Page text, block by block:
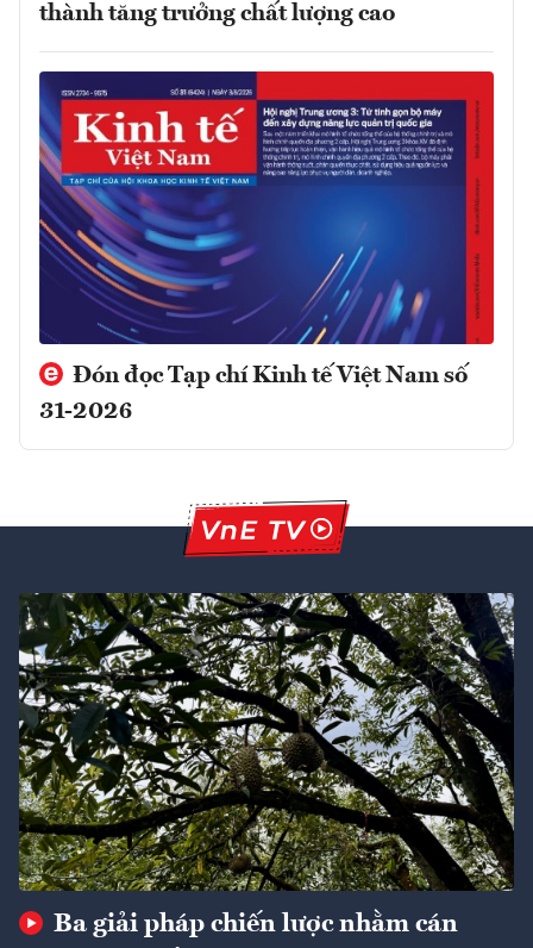
thành tăng trưởng chất lượng cao
Đón đọc Tạp chí Kinh tế Việt Nam số
31-2026
Ba giải pháp chiến lược nhằm cán